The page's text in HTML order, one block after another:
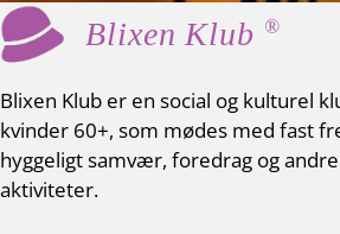
Blixen Klub ®
Blixen Klub er en social og kulturel
kvinder 60+, som mødes med fast
hyggeligt samvær, foredrag og andre
aktiviteter.